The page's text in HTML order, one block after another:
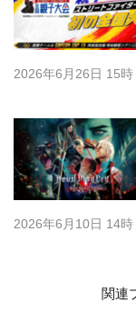
2026年6月26日 15時
2026年6月10日 14時
関連